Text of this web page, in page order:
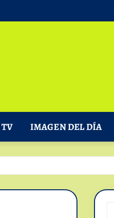
IMAGEN DEL DÍA